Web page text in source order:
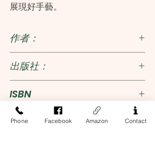
展現好手藝。
作者：
梁瓊白
出版社：
ISBN
9789621441683
Phone Facebook Amazon Contact